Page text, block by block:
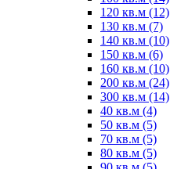
120 кв.м (12)
130 кв.м (7)
140 кв.м (10)
150 кв.м (6)
160 кв.м (10)
200 кв.м (24)
300 кв.м (14)
40 кв.м (4)
50 кв.м (5)
70 кв.м (5)
80 кв.м (5)